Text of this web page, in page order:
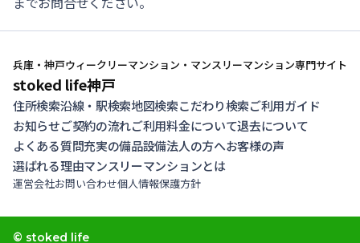
兵庫・神戸ウィークリーマンション・マンスリーマンション専門サイト
stoked life神戸
住所検索沿線・駅検索地図検索こだわり検索ご利用ガイド
お知らせご契約の流れご利用料金について退去について
よくある質問充実の備品設備法人の方へお客様の声
選ばれる理由マンスリーマンションとは
運営会社お問い合わせ個人情報保護方針
© stoked life